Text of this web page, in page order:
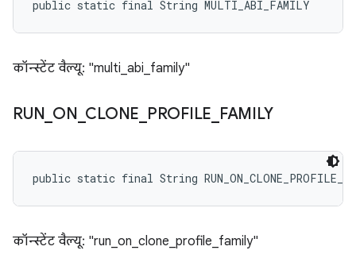
public static final String MULTI_ABI_FAMILY
कॉन्स्टेंट वैल्यू: "multi_abi_family"
RUN ON CLONE PROFILE FAMILY
public static final String
कॉन्स्टेंट वैल्यू: "run_on_clone_profile_family"